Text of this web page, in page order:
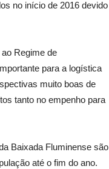
no início de 2016 devido
Regime de
para a logística
muito boas de
tanto no empenho para
Baixada Fluminense são
até o fim do ano.